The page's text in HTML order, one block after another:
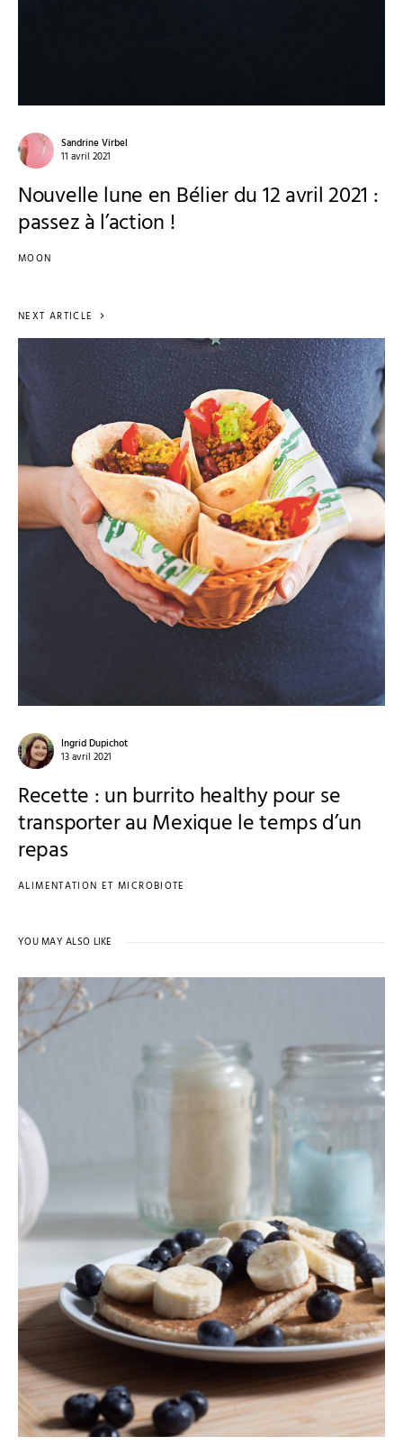
Sandrine Virbel
11 avril 2021
Nouvelle lune en Bélier du 12 avril 2021 :
passez à l’action !
MOON
NEXT ARTICLE
Ingrid Dupichot
13 avril 2021
Recette : un burrito healthy pour se
transporter au Mexique le temps d’un
repas
ALIMENTATION ET MICROBIOTE
YOU MAY ALSO LIKE